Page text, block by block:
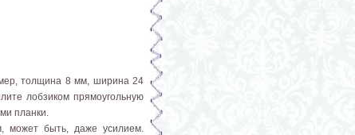
толщина 8 мм, ширина 24
лобзиком прямоугольную
планки.
может быть, даже усилием.